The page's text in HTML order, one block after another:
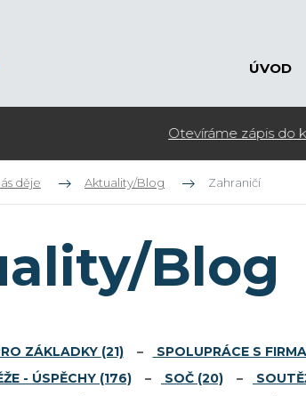
ÚVOD
kroužků pro ZŠ na školní rok 2026/27
děje Aktuality/Blog Zahraničí
Blog
ZÁKLADKY (21) SPOLUPRÁCE S
- ÚSPĚCHY (176) SOČ (20)